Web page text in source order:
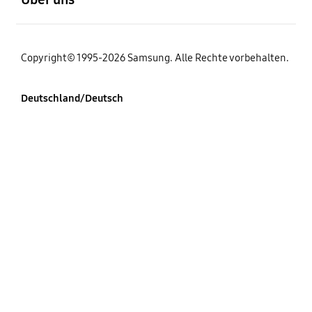
Copyright© 1995-2026 Samsung. Alle Rechte vorbehalten.
Deutschland/Deutsch